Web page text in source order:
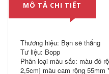
MÔ TẢ CHI TIẾT
Thương hiệu: Bạn sẽ thắng
Tư liệu: Bopp
Phân loại màu sắc: màu đỏ
2,5cm] màu cam rộng